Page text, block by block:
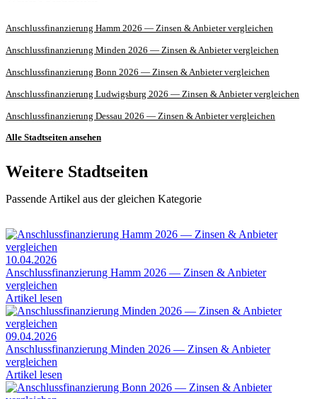
Anschlussfinanzierung Hamm 2026 — Zinsen & Anbieter vergleichen
Anschlussfinanzierung Minden 2026 — Zinsen & Anbieter vergleichen
Anschlussfinanzierung Bonn 2026 — Zinsen & Anbieter vergleichen
Anschlussfinanzierung Ludwigsburg 2026 — Zinsen & Anbieter vergleichen
Anschlussfinanzierung Dessau 2026 — Zinsen & Anbieter vergleichen
Alle Stadtseiten ansehen
Weitere Stadtseiten
Passende Artikel aus der gleichen Kategorie
10.04.2026
Anschlussfinanzierung Hamm 2026 — Zinsen & Anbieter
vergleichen
Artikel lesen
09.04.2026
Anschlussfinanzierung Minden 2026 — Zinsen & Anbieter
vergleichen
Artikel lesen